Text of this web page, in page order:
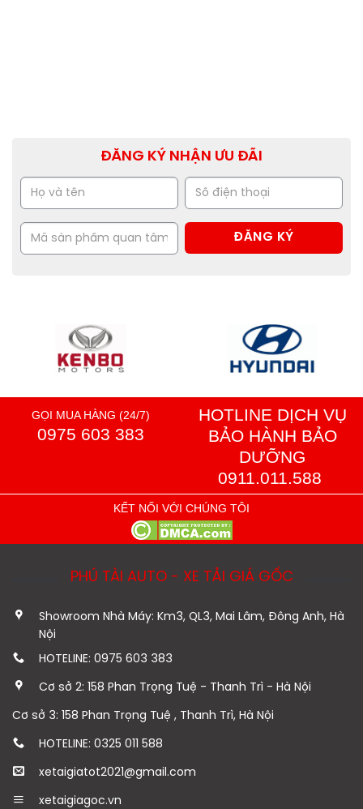
ĐĂNG KÝ NHẬN ƯU ĐÃI
GỌI MUA HÀNG (24/7)
0975 603 383
HOTLINE DỊCH VỤ
BẢO HÀNH BẢO
DƯỠNG
0911.011.588
KẾT NỐI VỚI CHÚNG TÔI
PHÚ TÀI AUTO - XE TẢI GIÁ GỐC
Showroom Nhà Máy: Km3, QL3, Mai Lâm, Đông Anh, Hà
Nội
HOTELINE: 0975 603 383
Cơ sở 2: 158 Phan Trọng Tuệ - Thanh Trì - Hà Nội
Cơ sở 3: 158 Phan Trọng Tuệ , Thanh Trì, Hà Nội
HOTELINE: 0325 011 588
xetaigiatot2021@gmail.com
xetaigiagoc.vn